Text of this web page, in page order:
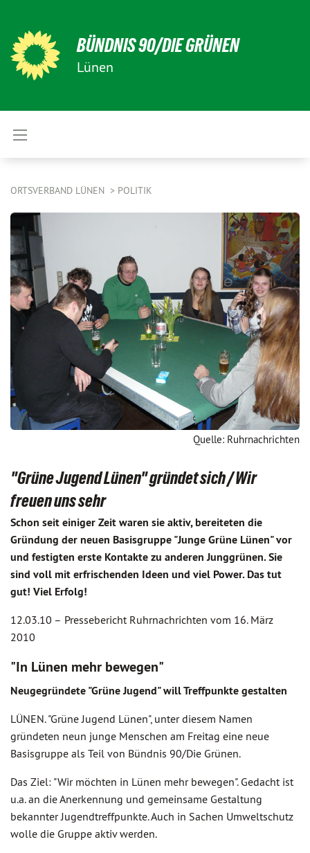
BÜNDNIS 90/DIE GRÜNEN
Lünen
ORTSVERBAND LÜNEN POLITIK
Quelle: Ruhrnachrichten
"Grüne Jugend Lünen" gründet sich / Wir
freuen uns sehr
Schon seit einiger Zeit waren sie aktiv, bereiteten die
Gründung der neuen Basisgruppe "Junge Grüne Lünen" vor
und festigten erste Kontakte zu anderen Junggrünen. Sie
sind voll mit erfrischenden Ideen und viel Power. Das tut
gut! Viel Erfolg!
12.03.10 – Pressebericht Ruhrnachrichten vom 16. März
2010
"In Lünen mehr bewegen"
Neugegründete "Grüne Jugend" will Treffpunkte gestalten
LÜNEN. "Grüne Jugend Lünen", unter diesem Namen
gründeten neun junge Menschen am Freitag eine neue
Basisgruppe als Teil von Bündnis 90/Die Grünen.
Das Ziel: "Wir möchten in Lünen mehr bewegen". Gedacht ist
u.a. an die Anerkennung und gemeinsame Gestaltung
bekannter Jugendtreffpunkte. Auch in Sachen Umweltschutz
wolle die Gruppe aktiv werden.